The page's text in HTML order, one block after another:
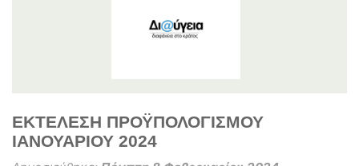
ΕΚΤΕΛΕΣΗ ΠΡΟΫΠΟΛΟΓΙΣΜΟΥ
ΙΑΝΟΥΑΡΙΟΥ 2024